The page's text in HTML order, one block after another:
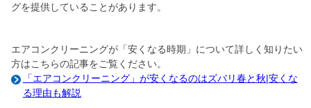
グを提供していることがあります。
エアコンクリーニングが「安くなる時期」について詳しく知りたい
方はこちらの記事をご覧ください。
「エアコンクリーニング」が安くなるのはズバリ春と秋|安くな
る理由も解説